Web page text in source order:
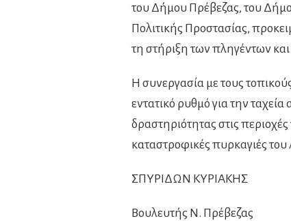
του Δήμου Πρέβεζας, του
Πολιτικής Προστασίας,
τη στήριξη των πληγέντων
Η συνεργασία με τους
εντατικό ρυθμό για την
δραστηριότητας στις
καταστροφικές πυρκαγιές
ΣΠΥΡΙΔΩΝ ΚΥΡΙΑΚΗΣ
Βουλευτής Ν. Πρέβεζας